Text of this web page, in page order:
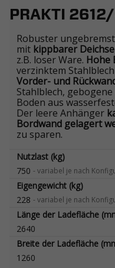
PRAKTI
Robuster
mit kippbarer
z.B. loser Ware. Hohe
verzinktem
Vorder- und
Stahlblech,
Boden aus
Der leere Anhänger
Bordwand gelagert
zu sparen.
Nutzlast (kg)
750 - variabel je nach
Eigengewicht (kg)
228 - variabel je nach
Länge der Ladefläche
2640
Breite der Ladefläche
1260